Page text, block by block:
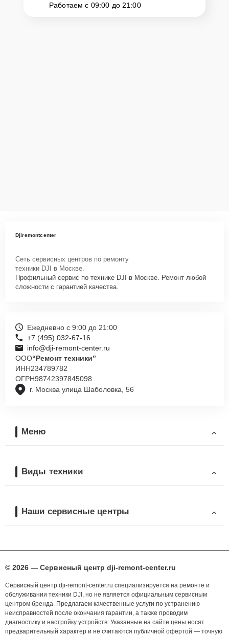
Работаем с 09:00 до 21:00
Djiremontcenter
Сеть сервисных центров по ремонту
техники DJI в Москве.
Профильный сервис по технике DJI в Москве. Ремонт любой
сложности с гарантией качества.
г. Москва улица Шаболовка, 56
Ежедневно с 9:00 до 21:00
+7 (495) 032-67-16
info@dji-remont-center.ru
ООО“Ремонт техники”
ИНН234789782
ОГРН98742397845098
Меню
Виды техники
Наши сервисные центры
© 2026 — Сервисный центр dji-remont-center.ru
Сервисный центр dji-remont-center.ru специализируется на ремонте и
обслуживании техники DJI, но не является официальным сервисным
центром бренда. Предлагаем качественные услуги по устранению
неисправностей после окончания гарантии, а также проводим
диагностику и настройку устройств. Указанные на сайте цены носят
предварительный характер и не считаются публичной офертой — точную